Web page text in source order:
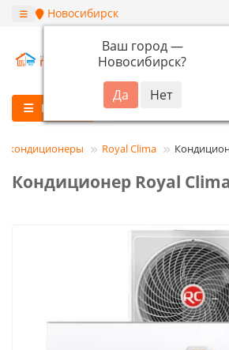
Новосибирск
Ваш город —
Новосибирск?
+7 (913)
Каталог
кондиционеры Royal Clima
Кондиционер Royal